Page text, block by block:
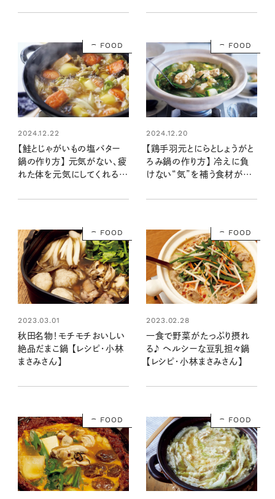
藤菜々子さん
藤菜々子さん
FOOD
2024.12.22
【鮭とじゃがいもの塩バター
鍋の作り方】 元気がない、疲
れた体を元気にしてくれる食
菜々子さん
FOOD
2024.12.20
【鶏手羽元とにらとしょうがと
ろみ鍋の作り方】 冷えに負
けない“気”を補う食材がた
ん
FOOD
2023.03.01
秋田名物！モチモチおいしい
絶品だまこ鍋 【レシピ・小林
まさみさん】
FOOD
2023.02.28
一食で野菜がたっぷり摂れ
る♪ ヘルシーな豆乳担々鍋
【レシピ・小林まさみさん】
FOOD FOOD